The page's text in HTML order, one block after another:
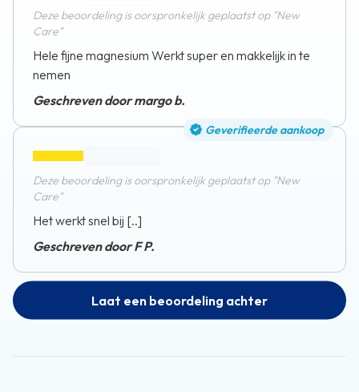
Deze beoordeling is oorspronkelijk geplaatst op "New
Care"
Hele fijne magnesium Werkt super en makkelijk in te
nemen
Geschreven door margo b.
Geverifieerde aankoop
Deze beoordeling is oorspronkelijk geplaatst op "New
Care"
Het werkt snel bij [..]
Geschreven door F P.
Laat een beoordeling achter